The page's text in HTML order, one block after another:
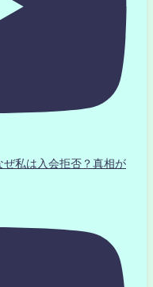
私は入会拒否？真相が